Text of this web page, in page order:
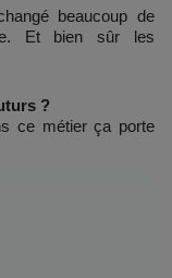
beaucoup de
Et bien sûr les
?
ce métier ça porte